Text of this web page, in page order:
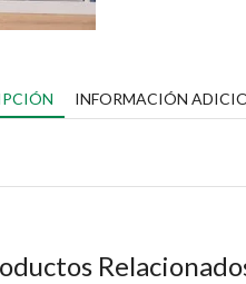
INFORMACIÓN